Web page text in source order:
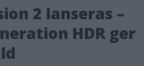
2 lanseras –
HDR ger